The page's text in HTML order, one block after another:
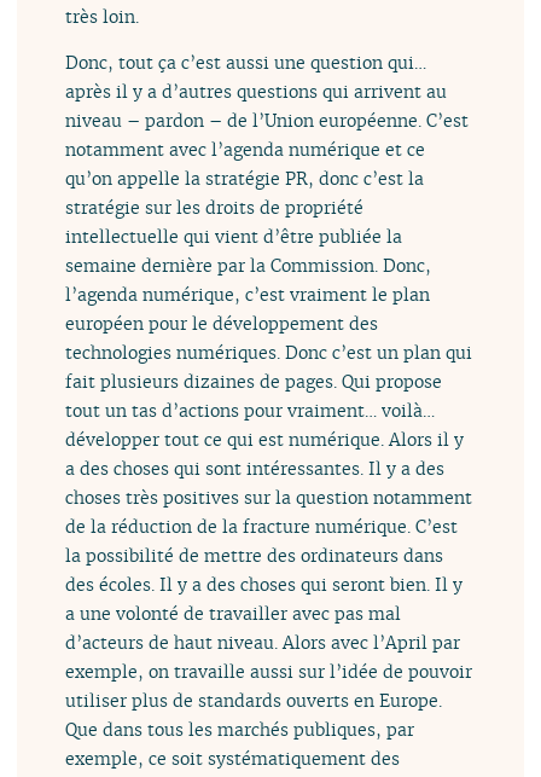
très loin.
Donc, tout ça c’est aussi une question qui…
après il y a d’autres questions qui arrivent au
niveau – pardon – de l’Union européenne. C’est
notamment avec l’agenda numérique et ce
qu’on appelle la stratégie PR, donc c’est la
stratégie sur les droits de propriété
intellectuelle qui vient d’être publiée la
semaine dernière par la Commission. Donc,
l’agenda numérique, c’est vraiment le plan
européen pour le développement des
technologies numériques. Donc c’est un plan qui
fait plusieurs dizaines de pages. Qui propose
tout un tas d’actions pour vraiment… voilà…
développer tout ce qui est numérique. Alors il y
a des choses qui sont intéressantes. Il y a des
choses très positives sur la question notamment
de la réduction de la fracture numérique. C’est
la possibilité de mettre des ordinateurs dans
des écoles. Il y a des choses qui seront bien. Il y
a une volonté de travailler avec pas mal
d’acteurs de haut niveau. Alors avec l’April par
exemple, on travaille aussi sur l’idée de pouvoir
utiliser plus de standards ouverts en Europe.
Que dans tous les marchés publiques, par
exemple, ce soit systématiquement des